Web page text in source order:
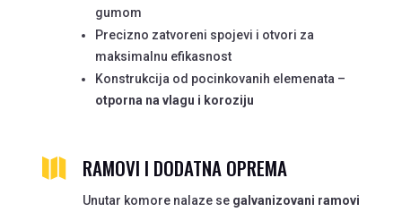
gumom
Precizno zatvoreni spojevi i otvori za
maksimalnu efikasnost
Konstrukcija od pocinkovanih elemenata –
otporna na vlagu i koroziju
 RAMOVI I DODATNA OPREMA
Unutar komore nalaze se galvanizovani ramovi